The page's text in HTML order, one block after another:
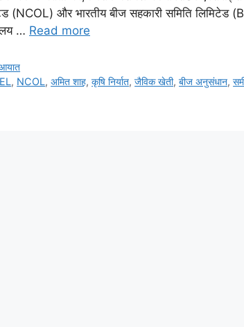
(NCOL) और भारतीय बीज सहकारी समिति लिमिटेड
… Read more
आयात
, NCOL,अमित शाह,कृषि निर्यात,जैविक खेती,बीज अनुसंधान,